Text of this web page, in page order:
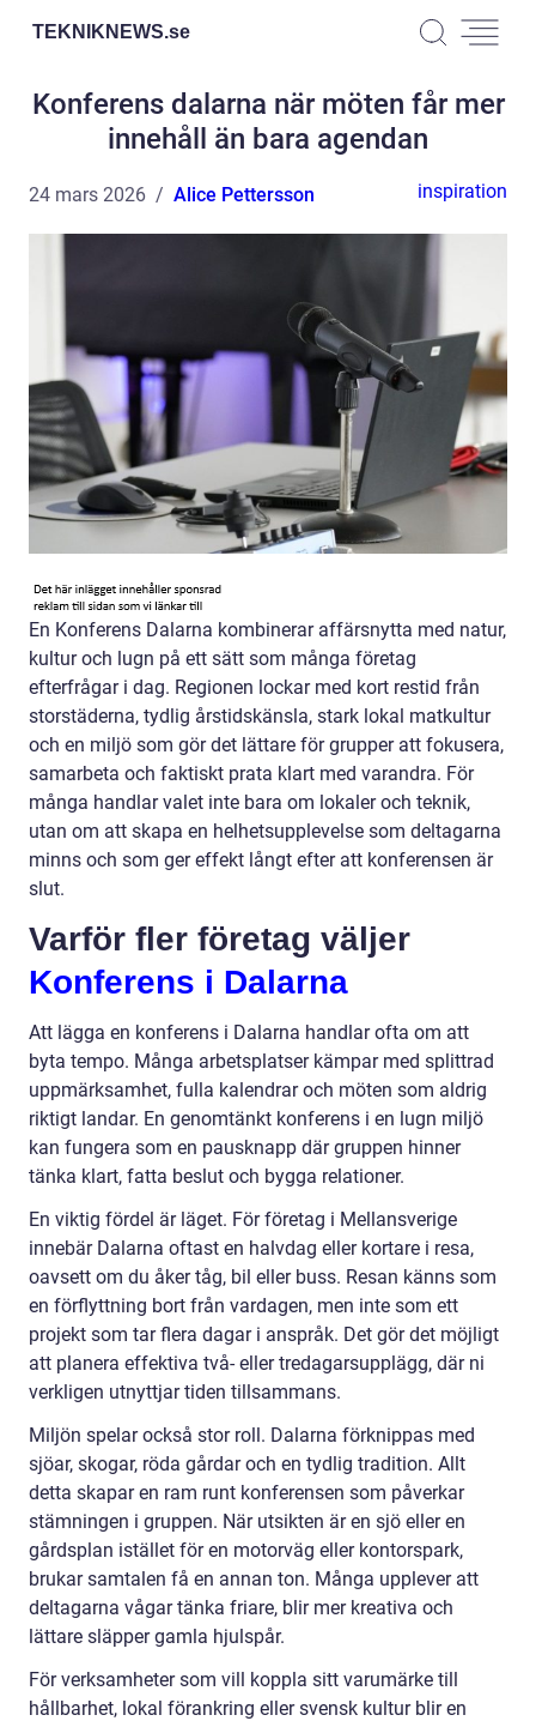
TEKNIKNEWS.se
Konferens dalarna när möten får mer
innehåll än bara agendan
24 mars 2026 Alice Pettersson inspiration
En Konferens Dalarna kombinerar affärsnytta med natur,
kultur och lugn på ett sätt som många företag
efterfrågar i dag. Regionen lockar med kort restid från
storstäderna, tydlig årstidskänsla, stark lokal matkultur
och en miljö som gör det lättare för grupper att fokusera,
samarbeta och faktiskt prata klart med varandra. För
många handlar valet inte bara om lokaler och teknik,
utan om att skapa en helhetsupplevelse som deltagarna
minns och som ger effekt långt efter att konferensen är
slut.
Varför fler företag väljer
Konferens i Dalarna
Att lägga en konferens i Dalarna handlar ofta om att
byta tempo. Många arbetsplatser kämpar med splittrad
uppmärksamhet, fulla kalendrar och möten som aldrig
riktigt landar. En genomtänkt konferens i en lugn miljö
kan fungera som en pausknapp där gruppen hinner
tänka klart, fatta beslut och bygga relationer.
En viktig fördel är läget. För företag i Mellansverige
innebär Dalarna oftast en halvdag eller kortare i resa,
oavsett om du åker tåg, bil eller buss. Resan känns som
en förflyttning bort från vardagen, men inte som ett
projekt som tar flera dagar i anspråk. Det gör det möjligt
att planera effektiva två- eller tredagarsupplägg, där ni
verkligen utnyttjar tiden tillsammans.
Miljön spelar också stor roll. Dalarna förknippas med
sjöar, skogar, röda gårdar och en tydlig tradition. Allt
detta skapar en ram runt konferensen som påverkar
stämningen i gruppen. När utsikten är en sjö eller en
gårdsplan istället för en motorväg eller kontorspark,
brukar samtalen få en annan ton. Många upplever att
deltagarna vågar tänka friare, blir mer kreativa och
lättare släpper gamla hjulspår.
För verksamheter som vill koppla sitt varumärke till
hållbarhet, lokal förankring eller svensk kultur blir en